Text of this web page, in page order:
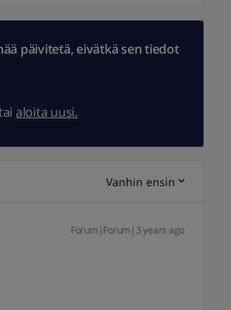
päivitetä, eivätkä sen tiedot
aloita uusi.
Vanhin ensin
Forum|Forum|3 years ago